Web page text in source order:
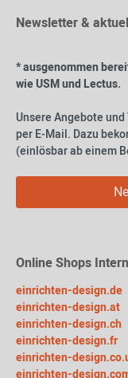
Newsletter &
* ausgenommen
wie USM und Lectus.
Unsere Angebote
per E-Mail. Dazu
(einlösbar ab einem
Online Shops
einrichten-design.de
einrichten-design.at
einrichten-design.ch
einrichten-design.fr
einrichten-
einrichten-